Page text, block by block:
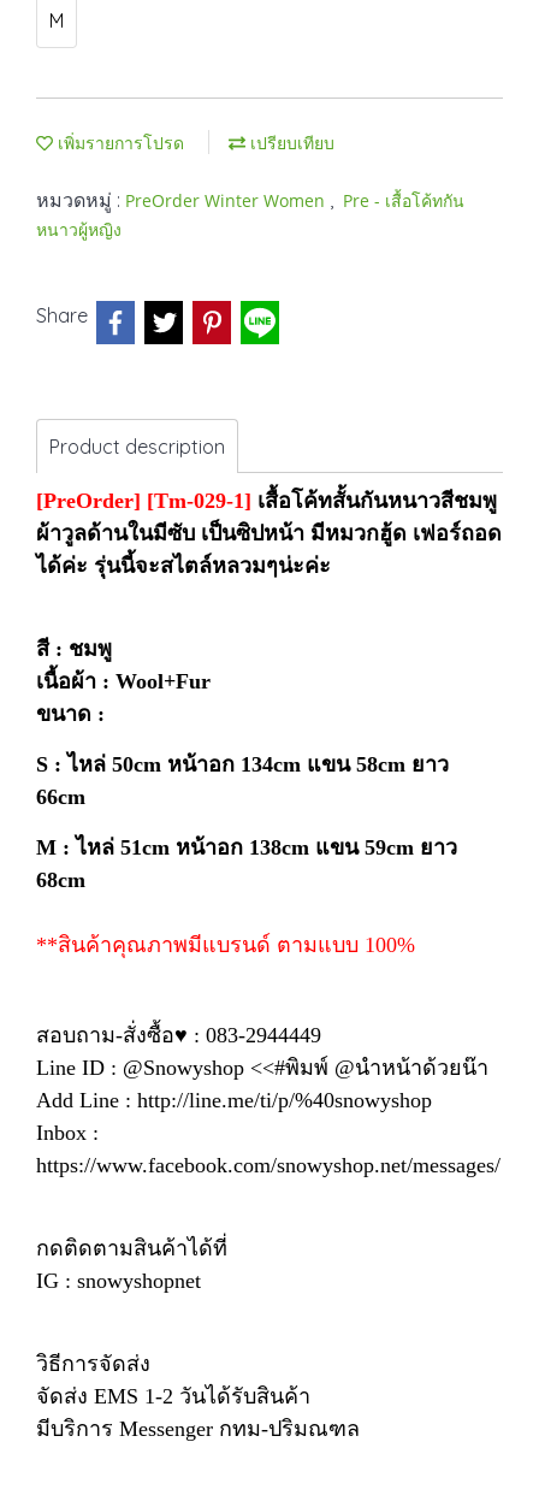
M
เพิ่มรายการโปรด เปรียบเทียบ
หมวดหมู่ : PreOrder Winter Women , Pre - เสื้อโค้ทกัน
หนาวผู้หญิง
Share
Product description
[PreOrder] [Tm-029-1] เสื้อโค้ทสั้นกันหนาวสีชมพู
ผ้าวูลด้านในมีซับ เป็นซิปหน้า มีหมวกฮู้ด เฟอร์ถอด
ได้ค่ะ รุ่นนี้จะสไตล์หลวมๆน่ะค่ะ
สี : ชมพู
เนื้อผ้า : Wool+Fur
ขนาด :
S : ไหล่ 50cm หน้าอก 134cm แขน 58cm ยาว
66cm
M : ไหล่ 51cm หน้าอก 138cm แขน 59cm ยาว
68cm
**สินค้าคุณภาพมีแบรนด์ ตามแบบ 100%
สอบถาม-สั่งซื้อ♥ : 083-2944449
Line ID : @Snowyshop <<#พิมพ์ @นำหน้าด้วยน๊า
Add Line : http://line.me/ti/p/%40snowyshop
Inbox :
https://www.facebook.com/snowyshop.net/messages/
กดติดตามสินค้าได้ที่
IG : snowyshopnet
วิธีการจัดส่ง
จัดส่ง EMS 1-2 วันได้รับสินค้า
มีบริการ Messenger กทม-ปริมณฑล